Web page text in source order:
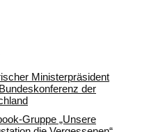
Ministerpräsident
der
Gruppe „Unsere